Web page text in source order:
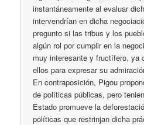
instantáneamente al evaluar
intervendrían en dicha
pregunto si las tribus y los
algún rol por cumplir en la
muy interesante y fructífero, ya
ellos para expresar su
En contraposición, Pigou
de políticas públicas, pero
Estado promueve la
políticas que restrinjan dicha